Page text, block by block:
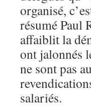
organisé,
résumé Paul
affaiblit la
ont jalonnés
ne sont pas
salariés.